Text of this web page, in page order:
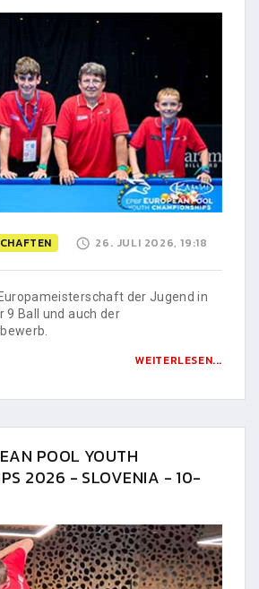
26. JULI 2026, 19:18
der Jugend in
9 Ball und auch der
WEITERLESEN...
POOL YOUTH
2026 - SLOVENIA - 10-